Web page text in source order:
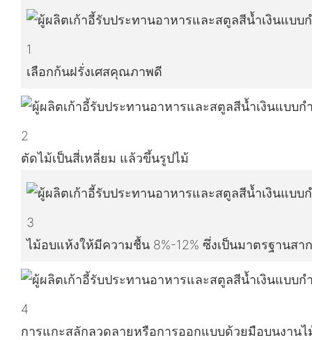
1
เลือกก้นฝรั่งเศสคุณภาพดี
2
ตัดไม้เป็นสี่เหลี่ยม แล้วขึ้นรูปไม้
3
ไม้อบแห้งให้มีความชื้น 8%-12% ซึ่งเป็นมาตรฐานสา
4
การแกะสลักลวดลายหรือการออกแบบด้วยมือบนงานไ